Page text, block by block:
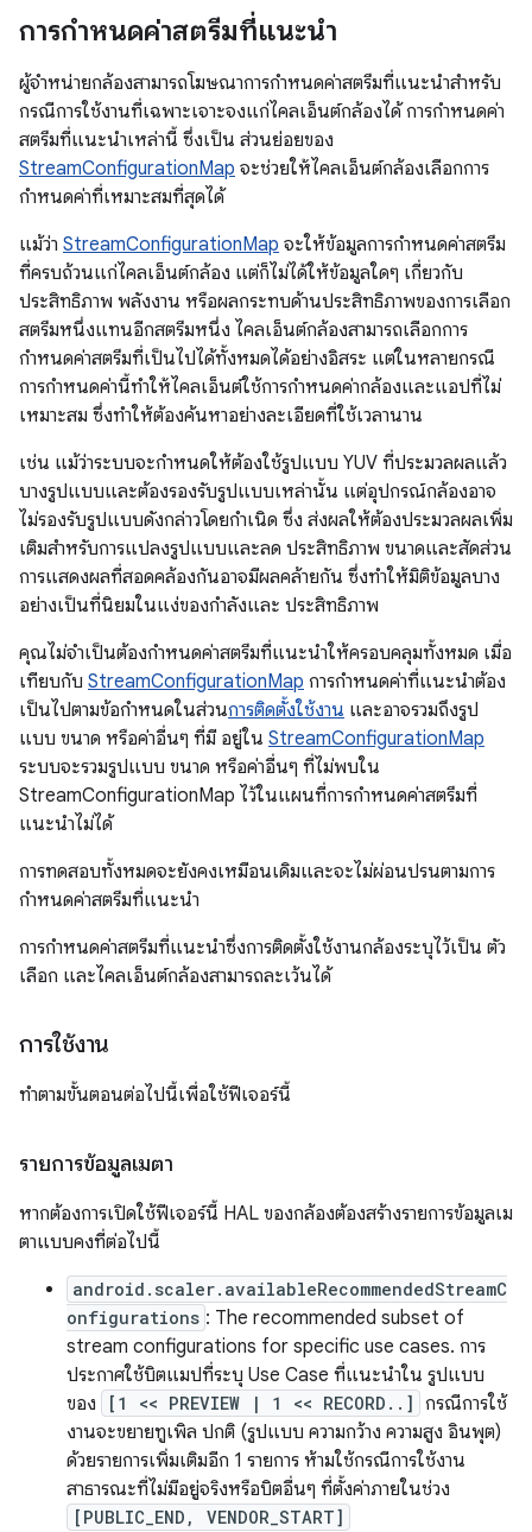
การกำหนดค่าสตรีมที่แนะนำ
ผู้จำหน่ายกล้องสามารถโฆษณาการกำหนดค่าสตรีมที่แนะนำสำหรับ
กรณีการใช้งานที่เฉพาะเจาะจงแก่ไคลเอ็นต์กล้องได้ การกำหนดค่า
สตรีมที่แนะนำเหล่านี้ ซึ่งเป็น ส่วนย่อยของ
StreamConfigurationMap จะช่วยให้ไคลเอ็นต์กล้องเลือกการ
กำหนดค่าที่เหมาะสมที่สุดได้
แม้ว่า StreamConfigurationMap จะให้ข้อมูลการกำหนดค่าสตรีม
ที่ครบถ้วนแก่ไคลเอ็นต์กล้อง แต่ก็ไม่ได้ให้ข้อมูลใดๆ เกี่ยวกับ
ประสิทธิภาพ พลังงาน หรือผลกระทบด้านประสิทธิภาพของการเลือก
สตรีมหนึ่งแทนอีกสตรีมหนึ่ง ไคลเอ็นต์กล้องสามารถเลือกการ
กำหนดค่าสตรีมที่เป็นไปได้ทั้งหมดได้อย่างอิสระ แต่ในหลายกรณี
การกำหนดค่านี้ทำให้ไคลเอ็นต์ใช้การกำหนดค่ากล้องและแอปที่ไม่
เหมาะสม ซึ่งทำให้ต้องค้นหาอย่างละเอียดที่ใช้เวลานาน
เช่น แม้ว่าระบบจะกำหนดให้ต้องใช้รูปแบบ YUV ที่ประมวลผลแล้ว
บางรูปแบบและต้องรองรับรูปแบบเหล่านั้น แต่อุปกรณ์กล้องอาจ
ไม่รองรับรูปแบบดังกล่าวโดยกำเนิด ซึ่ง ส่งผลให้ต้องประมวลผลเพิ่ม
เติมสำหรับการแปลงรูปแบบและลด ประสิทธิภาพ ขนาดและสัดส่วน
การแสดงผลที่สอดคล้องกันอาจมีผลคล้ายกัน ซึ่งทําให้มิติข้อมูลบาง
อย่างเป็นที่นิยมในแง่ของกําลังและ ประสิทธิภาพ
คุณไม่จำเป็นต้องกำหนดค่าสตรีมที่แนะนำให้ครอบคลุมทั้งหมด เมื่อ
เทียบกับ StreamConfigurationMap การกำหนดค่าที่แนะนำต้อง
เป็นไปตามข้อกำหนดในส่วนการติดตั้งใช้งาน และอาจรวมถึงรูป
แบบ ขนาด หรือค่าอื่นๆ ที่มี อยู่ใน StreamConfigurationMap
ระบบจะรวมรูปแบบ ขนาด หรือค่าอื่นๆ ที่ไม่พบใน
StreamConfigurationMap ไว้ในแผนที่การกำหนดค่าสตรีมที่
แนะนำไม่ได้
การทดสอบทั้งหมดจะยังคงเหมือนเดิมและจะไม่ผ่อนปรนตามการ
กำหนดค่าสตรีมที่แนะนำ
การกำหนดค่าสตรีมที่แนะนำซึ่งการติดตั้งใช้งานกล้องระบุไว้เป็น ตัว
เลือก และไคลเอ็นต์กล้องสามารถละเว้นได้
การใช้งาน
ทำตามขั้นตอนต่อไปนี้เพื่อใช้ฟีเจอร์นี้
รายการข้อมูลเมตา
หากต้องการเปิดใช้ฟีเจอร์นี้ HAL ของกล้องต้องสร้างรายการข้อมูลเม
ตาแบบคงที่ต่อไปนี้
android.scaler.availableRecommendedStreamC
onfigurations : The recommended subset of
stream configurations for specific use cases. การ
ประกาศใช้บิตแมปที่ระบุ Use Case ที่แนะนำใน รูปแบบ
ของ
[1 << PREVIEW | 1 << RECORD..] กรณีการใช้
งานจะขยายทูเพิล ปกติ (รูปแบบ ความกว้าง ความสูง อินพุต)
ด้วยรายการเพิ่มเติมอีก 1 รายการ ห้ามใช้กรณีการใช้งาน
สาธารณะที่ไม่มีอยู่จริงหรือบิตอื่นๆ ที่ตั้งค่าภายในช่วง
[PUBLIC_END, VENDOR_START]